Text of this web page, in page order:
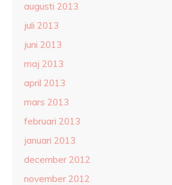
augusti 2013
juli 2013
juni 2013
maj 2013
april 2013
mars 2013
februari 2013
januari 2013
december 2012
november 2012